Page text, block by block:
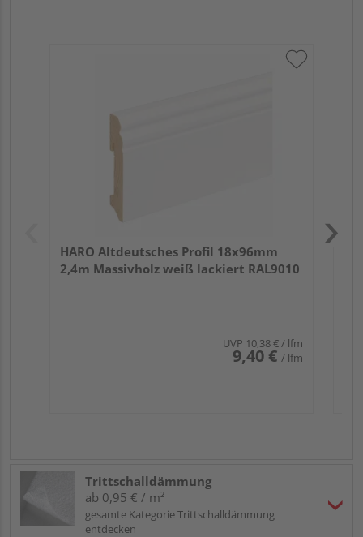
HARO Altdeutsches Profil 18x96mm
2,4m Massivholz weiß lackiert RAL9010
UVP 10,38 €/ lfm
9,40 € / lfm
Trittschalldämmung
ab 0,95 € / m²
gesamte Kategorie Trittschalldämmung
entdecken